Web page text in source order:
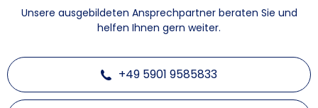
Unsere ausgebildeten Ansprechpartner beraten Sie und
helfen Ihnen gern weiter.
+49 5901 9585833